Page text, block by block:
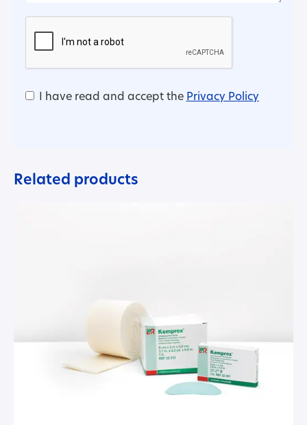
I have read and accept the Privacy Policy
Related products